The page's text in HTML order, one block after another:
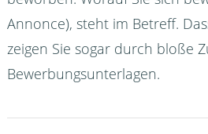
Annonce), steht im Betreff.
zeigen Sie sogar durch bloße
Bewerbungsunterlagen.